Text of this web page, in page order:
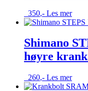
350,- Les mer
Shimano
høyre
260,- Les mer